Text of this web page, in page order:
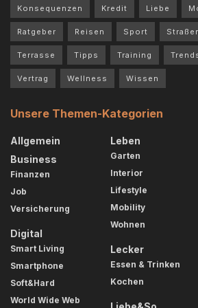
Konsequenzen Kredit Liebe
Ratgeber Reisen Sport
Terrasse Tipps Training
Vertrag Wellness Wissen
Unsere Themen-Kategorien
Allgemein
Business
Finanzen
Job
Versicherung
Digital
Smart Living
Smartphone
Soft&Hard
World Wide Web
Leben
Garten
Interior
Lifestyle
Mobility
Wohnen
Lecker
Essen & Trinken
Kochen